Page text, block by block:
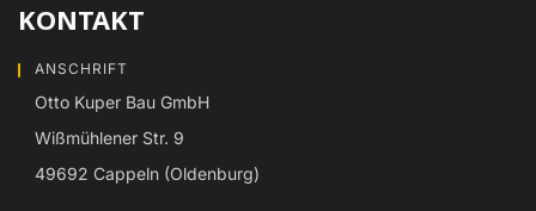
KONTAKT
ANSCHRIFT
Otto Kuper Bau GmbH
Wißmühlener Str. 9
49692 Cappeln (Oldenburg)